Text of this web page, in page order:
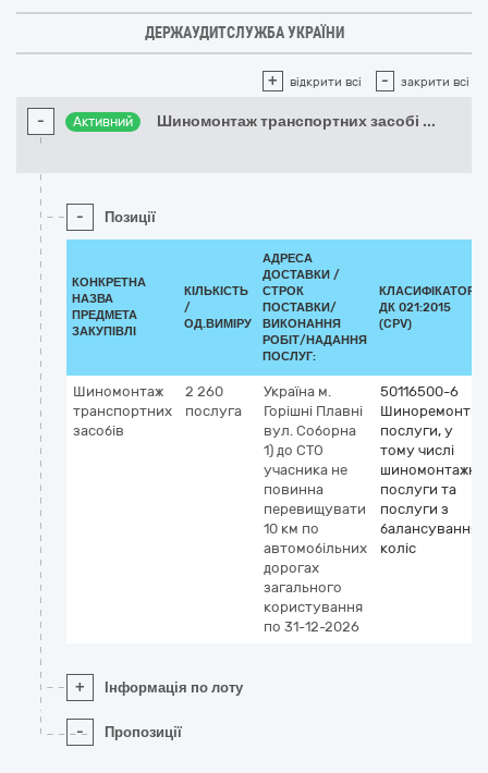
ДЕРЖАУДИТСЛУЖБА УКРАЇНИ
+ відкрити всі - закрити всі
- Активний Шиномонтаж транспортних засобі ...
- Позиції
КОНКРЕТНА
НАЗВА
ПРЕДМЕТА
ЗАКУПІВЛІ
КІЛЬКІСТЬ
/
ОД.ВИМІРУ
АДРЕСА
ДОСТАВКИ /
СТРОК
ПОСТАВКИ/
ВИКОНАННЯ
РОБІТ/НАДАННЯ
ПОСЛУГ:
КЛАСИФІКАТОР
ДК 021:2015
(CPV)
Шиномонтаж
транспортних
засобів
2 260
послуга
Україна м.
Горішні Плавні
вул. Соборна
1) до СТО
учасника не
повинна
перевищувати
10 км по
автомобільних
дорогах
загального
користування
по 31-12-2026
50116500-6
Шиноремонтні
послуги, у
тому числі
шиномонтажні
послуги та
послуги з
балансування
коліс
+ Інформація по лоту
- Пропозиції